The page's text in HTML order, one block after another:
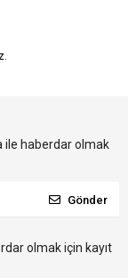
ile haberdar olmak
Gönder
olmak için kayıt